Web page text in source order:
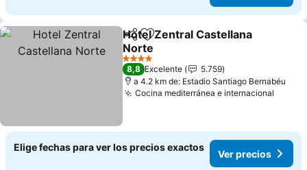
CompartirAgregar a favoritos
Hotel Zentral Castellana
Norte
Ver precios
4 Estrellas
8,8 Excelente
5.759
a 4.2 km de: Estadio Santiago Bernabéu
Cocina mediterránea e internacional
Elige fechas para ver los precios exactos
Ver precios